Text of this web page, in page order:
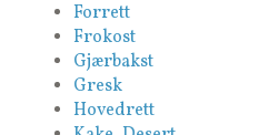
Forrett
Frokost
Gjærbakst
Gresk
Hovedrett